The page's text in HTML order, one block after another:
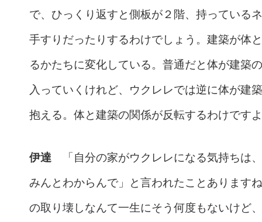
で、ひっくり返すと側板が２階、持っている
手すりだったりするわけでしょう。建築が体
るかたちに変化している。普通だと体が建築
入っていくけれど、ウクレレでは逆に体が建
抱える。体と建築の関係が反転するわけです
伊達 「自分の家がウクレレになる気持ちは
みんとわからんで」と言われたことあります
の取り壊しなんて一生にそう何度もないけど